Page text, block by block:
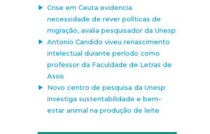
Crise em Ceuta evidencia
necessidade de rever políticas de
migração, avalia pesquisador da Unesp
Antonio Candido viveu renascimento
intelectual durante período como
professor da Faculdade de Letras de
Assis
Novo centro de pesquisa da Unesp
investiga sustentabilidade e bem-
estar animal na produção de leite